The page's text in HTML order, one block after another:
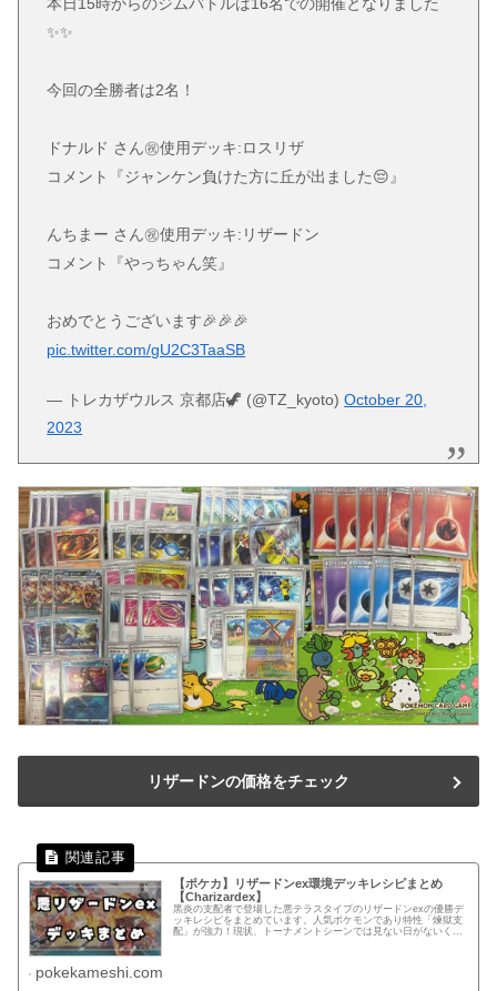
本日15時からのジムバトルは16名での開催となりました
✨️✨
今回の全勝者は2名！
ドナルド さん㊗️使用デッキ:ロスリザ
コメント『ジャンケン負けた方に丘が出ました😔』
んちまー さん㊗️使用デッキ:リザードン
コメント『やっちゃん笑』
おめでとうございます🎉🎉🎉
pic.twitter.com/gU2C3TaaSB
— トレカザウルス 京都店🦖 (@TZ_kyoto)October 20,
2023
リザードンの価格をチェック
【ポケカ】リザードンex環境デッキレシピまとめ
【Charizardex】
黒炎の支配者で登場した悪テラスタイプのリザードンexの優勝デ
ッキレシピをまとめています。人気ポケモンであり特性「煉獄支
配」が強力！現状、トーナメントシーンでは見ない日がないくら
pokekameshi.com